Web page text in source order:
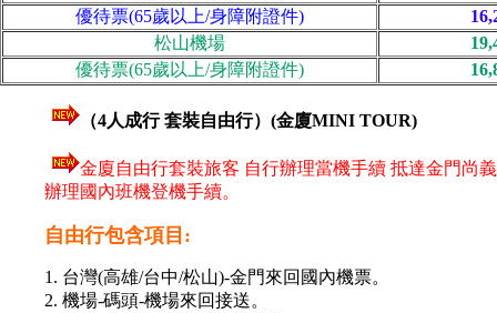
優待票(65歲以上/身障附證件)
松山機場
優待票(65歲以上/身障附證件)
（4人成行 套裝自由行）(金廈MINI TOUR)
金廈自由行套裝旅客 自行辦理當機手續 抵達金門
辦理國內班機登機手續。
自由行包含項目:
1. 台灣(高雄/台中/松山)-金門來回國內機票。
2. 機場-碼頭-機場來回接送。